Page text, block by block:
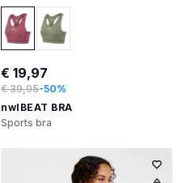
€ 19,97
€ 39,95-50%
nwlBEAT BRA
Sports bra